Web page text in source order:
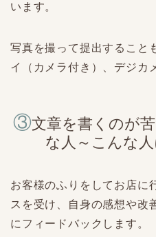
います。
写真を撮って提出すること
イ（カメラ付き）、デジカ
③文章を書くのが
な人～こんな
お客様のふりをしてお店に
スを受け、自身の感想や改
にフィードバックします。